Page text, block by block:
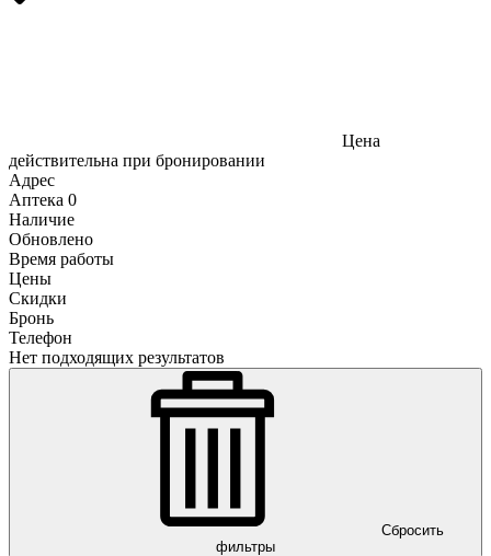
Цена
действительна при бронировании
Адрес
Аптека 0
Наличие
Обновлено
Время работы
Цены
Скидки
Бронь
Телефон
Нет подходящих результатов
Сбросить
фильтры